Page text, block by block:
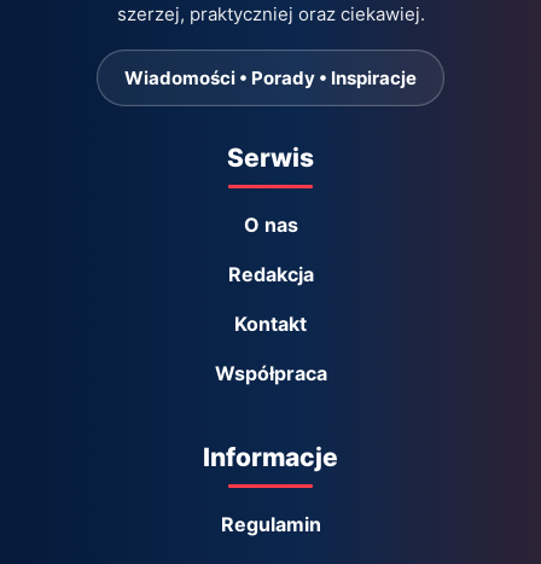
szerzej, praktyczniej oraz ciekawiej.
Wiadomości • Porady • Inspiracje
Serwis
O nas
Redakcja
Kontakt
Współpraca
Informacje
Regulamin